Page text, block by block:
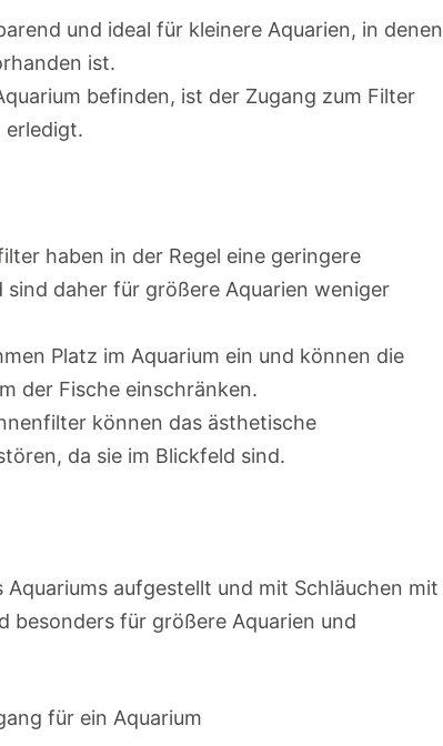
und ideal für kleinere Aquarien, in denen
ist.
befinden, ist der Zugang zum Filter
erledigt.
haben in der Regel eine geringere
daher für größere Aquarien weniger
Platz im Aquarium ein und können die
der Fische einschränken.
können das ästhetische
da sie im Blickfeld sind.
aufgestellt und mit Schläuchen mit
besonders für größere Aquarien und